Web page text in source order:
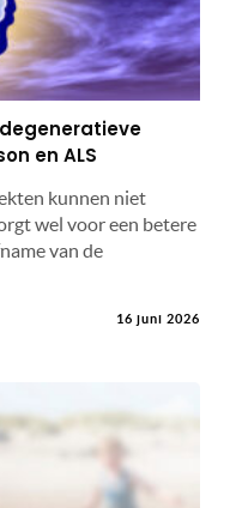
en ALS
kunnen niet
wel voor een betere
van de
16 juni 2026